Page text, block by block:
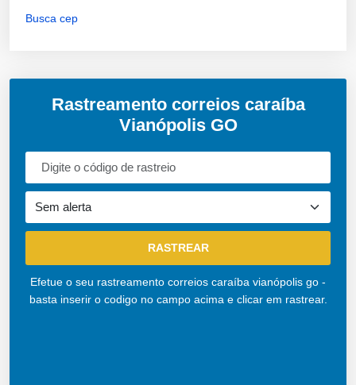
Busca cep
Rastreamento correios caraíba
Vianópolis GO
Efetue o seu rastreamento correios caraíba vianópolis go -
basta inserir o codigo no campo acima e clicar em rastrear.